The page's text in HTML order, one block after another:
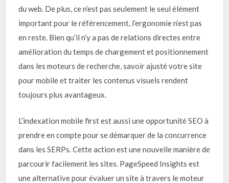
du web. De plus, ce n’est pas seulement le seul élément
important pour le référencement, l’ergonomie n’est pas
en reste. Bien qu’il n’y a pas de relations directes entre
amélioration du temps de chargement et positionnement
dans les moteurs de recherche, savoir ajusté votre site
pour mobile et traiter les contenus visuels rendent
toujours plus avantageux.
L’indexation mobile first est aussi une opportunité SEO à
prendre en compte pour se démarquer de la concurrence
dans les SERPs. Cette action est une nouvelle manière de
parcourir facilement les sites. PageSpeed Insights est
une alternative pour évaluer un site à travers le moteur